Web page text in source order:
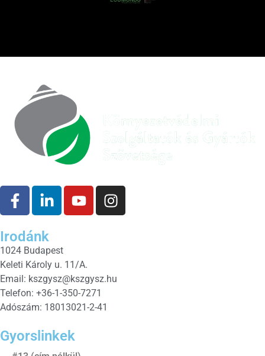
Irodánk
1024 Budapest
Keleti Károly u. 11/A.
Email: kszgysz@kszgysz.hu
Telefon: +36-1-350-7271
Adószám: 18013021-2-41
Gyorslinkek